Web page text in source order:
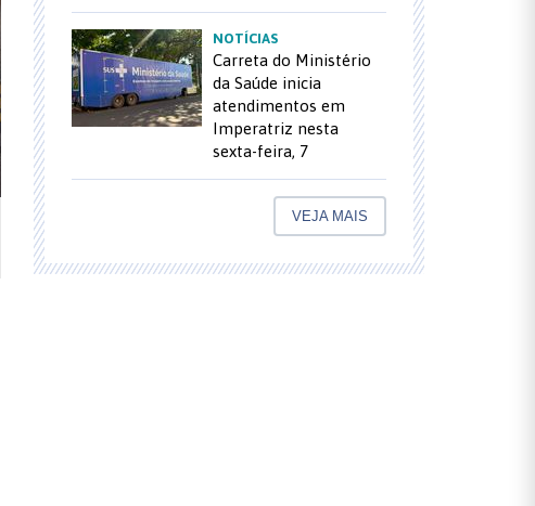
NOTÍCIAS
Carreta do Ministério
da Saúde inicia
atendimentos em
Imperatriz nesta
sexta-feira, 7
VEJA MAIS